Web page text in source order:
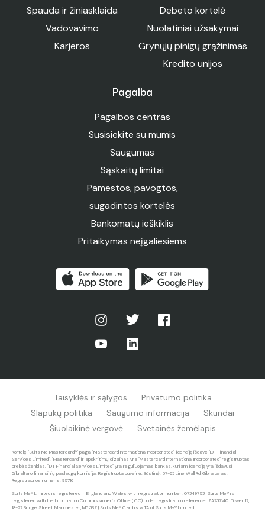
Spauda ir žiniasklaida
Vadovavimo
Karjeros
Debeto kortelė
Nuolatiniai užsakymai
Grynųjų pinigų grąžinimas
Kredito unijos
Pagalba
Pagalbos centras
Susisiekite su mumis
Saugumas
Sąskaitų limitai
Pamestos, pavogtos,
sugadintos kortelės
Bankomatų ieškiklis
Pritaikymas neįgaliesiems
Taisyklės ir sąlygos
Privatumo politika
Slapukų politika
Saugumo informacija
Skundai
Šiuolaikinė vergovė
Svetainės žemėlapis
Kortelę "Suits Me Mastercard®" pagal "Mastercard International Incorporated" licenciją išdavė "IDT Financial
Services Limited". "Mastercard" ir apskritimų dizainas yra "Mastercard International Incorporated" registruotas
prekės ženklas. "IDT Financial Services Limited" yra reguliuojamas bankas, kuriam licenciją yra išdavusi
Gibraltaro finansinių paslaugų komisija. Registruota buveinė: Būstinė: 57-63 Line Wall Rd, Gibraltaras.
Registracijos numeris: 95716
Suits Me® Limited is registered in England and Wales, with registration number: 07349753 | Suits Me® is
registered with the Information Commissioner’s Office (ICO) under registration reference: ZA237140. Tower 12,
18-22 Bridge Street, Manchester, M3 3BZ | Suits Me® Card is a TA of Suits Me® Limited.